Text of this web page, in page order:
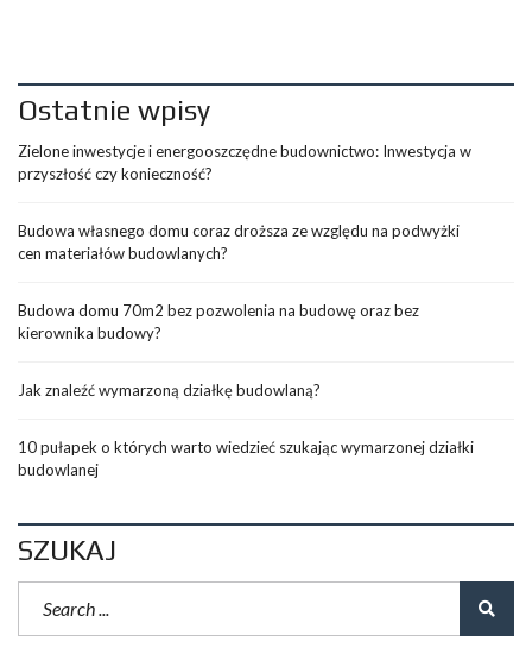
Ostatnie wpisy
Zielone inwestycje i energooszczędne budownictwo: Inwestycja w
przyszłość czy konieczność?
Budowa własnego domu coraz droższa ze względu na podwyżki
cen materiałów budowlanych?
Budowa domu 70m2 bez pozwolenia na budowę oraz bez
kierownika budowy?
Jak znaleźć wymarzoną działkę budowlaną?
10 pułapek o których warto wiedzieć szukając wymarzonej działki
budowlanej
SZUKAJ